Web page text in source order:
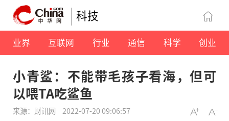
科技
业界 互联网 行业 通信 科学 创业
小青鲨：不能带毛孩子看海，但可
以喂TA吃鲨鱼
来源：财讯网 2022-07-20 09:06:57